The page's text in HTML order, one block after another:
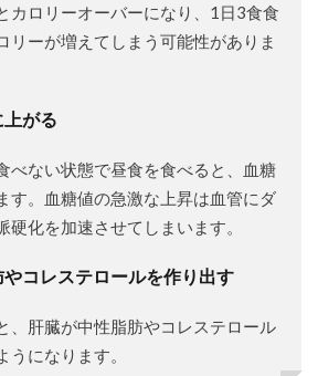
カロリーオーバーになり、1日3食食
リーが増えてしまう可能性がありま
がる
べない状態で昼食を食べると、血糖
す。血糖値の急激な上昇は血管にダ
硬化を加速させてしまいます。
コレステロールを作り出す
、肝臓が中性脂肪やコレステロール
うになります。